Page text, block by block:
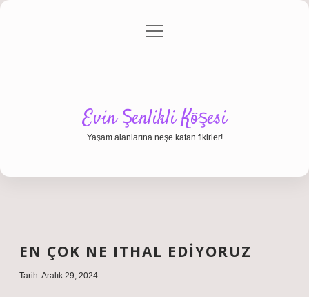
Gizlilik Politikası
menüyü
Evin Şenlikli Köşesi
Yaşam alanlarına neşe katan fikirler!
EN ÇOK NE ITHAL EDIYORUZ
Tarih: Aralık 29, 2024